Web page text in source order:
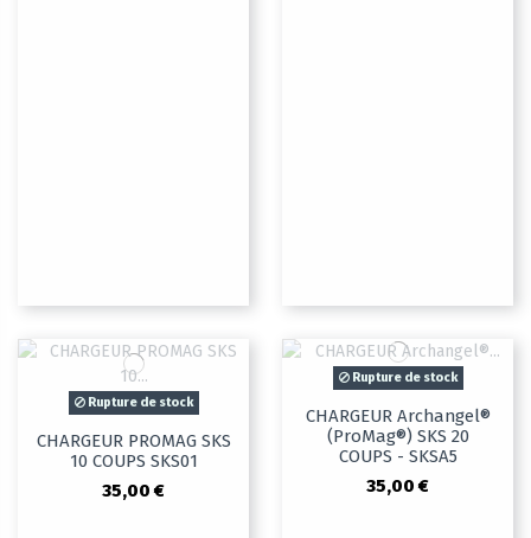
Rupture de stock
CHARGEUR PROMAG SKS
10 COUPS SKS01
35,00 €
Rupture de stock
CHARGEUR Archangel®
(ProMag®) SKS 20
COUPS - SKSA5
35,00 €